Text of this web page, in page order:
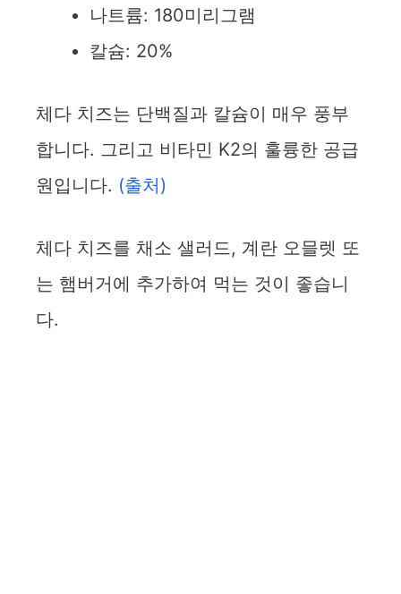
나트륨: 180미리그램
칼슘: 20%
체다 치즈는 단백질과 칼슘이 매우 풍부
합니다. 그리고 비타민 K2의 훌륭한 공급
원입니다. (출처)
체다 치즈를 채소 샐러드, 계란 오믈렛 또
는 햄버거에 추가하여 먹는 것이 좋습니
다.